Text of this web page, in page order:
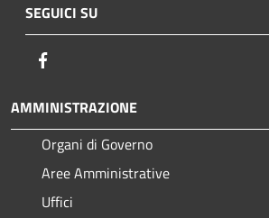
SEGUICI SU
AMMINISTRAZIONE
Organi di Governo
Aree Amministrative
Uffici